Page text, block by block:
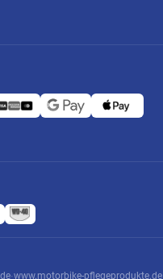
www.motorbike-pflegeprodukte.de